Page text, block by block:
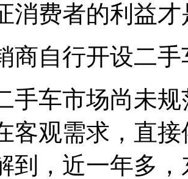
消费者的利益
商自行开设二
手车市场尚未
客观需求，直
到，近一年多